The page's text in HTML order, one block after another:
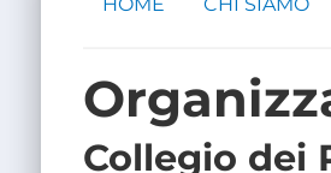
Collegio dei